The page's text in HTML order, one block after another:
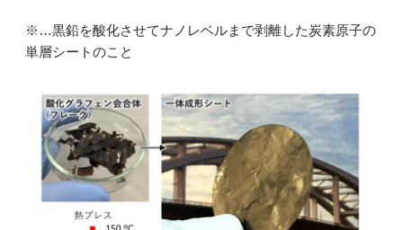
※…黒鉛を酸化させてナノレベルまで剥離した炭素原子の
単層シートのこと